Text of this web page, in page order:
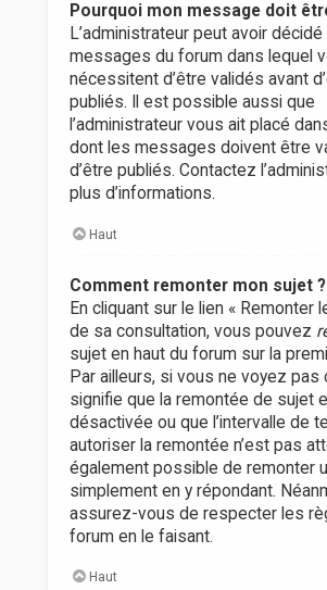
Pourquoi mon message doit
L’administrateur peut avoir
messages du forum dans lequel
nécessitent d’être validés avant
publiés. Il est possible aussi que
l’administrateur vous ait placé
dont les messages doivent être
d’être publiés. Contactez
plus d’informations.
Haut
Comment remonter mon sujet ?
En cliquant sur le lien « Remonter
de sa consultation, vous pouvez
sujet en haut du forum sur la
Par ailleurs, si vous ne voyez pas
signifie que la remontée de sujet
désactivée ou que l’intervalle de
autoriser la remontée n’est pas
également possible de remonter
simplement en y répondant.
assurez-vous de respecter les
forum en le faisant.
Haut